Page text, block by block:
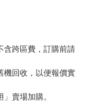
含跨區費，訂購前請
機回收，以便報價實
賣場加購。